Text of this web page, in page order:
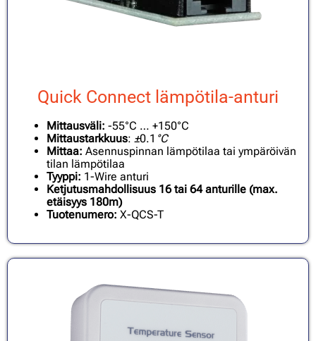
Quick Connect lämpötila-anturi
Mittausväli: -55°C … +150°C
Mittaustarkkuus: ±0.1 °C
Mittaa: Asennuspinnan lämpötilaa tai ympäröivän
tilan lämpötilaa
Tyyppi: 1-Wire anturi
Ketjutusmahdollisuus 16 tai 64 anturille (max.
etäisyys 180m)
Tuotenumero: X-QCS-T